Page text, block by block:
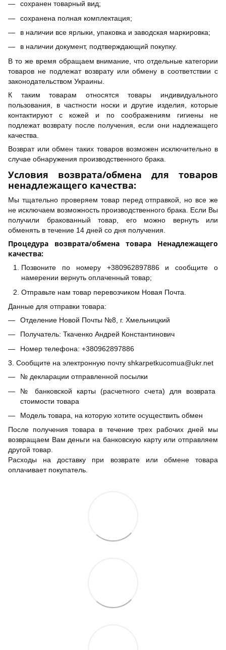
сохранен товарный вид;
сохранена полная комплектация;
в наличии все ярлыки, упаковка и заводская маркировка;
в наличии документ, подтверждающий покупку.
В то же время обращаем внимание, что отдельные категории
товаров не подлежат возврату или обмену в соответствии с
законодательством Украины.
К таким товарам относятся товары индивидуального
пользования, в частности носки и другие изделия, которые
контактируют с кожей и по соображениям гигиены не
подлежат возврату после получения, если они надлежащего
качества.
Возврат или обмен таких товаров возможен исключительно в
случае обнаружения производственного брака.
Условия возврата/обмена для товаров
ненадлежащего качества:
Мы тщательно проверяем товар перед отправкой, но все же
не исключаем возможность производственного брака. Если Вы
получили бракованный товар, его можно вернуть или
обменять в течение 14 дней со дня получения.
Процедура возврата/обмена товара Ненадлежащего
качества:
Позвоните по номеру +380962897886 и сообщите о
намерении вернуть оплаченный товар;
Отправьте нам товар перевозчиком Новая Почта.
Данные для отправки товара:
Отделение Новой Почты №8, г. Хмельницкий
Получатель: Ткаченко Андрей Константинович
Номер телефона: +380962897886
3. Сообщите на электронную почту shkarpetkucomua@ukr.net
№ декларации отправленной посылки
№ банковской карты (расчетного счета) для возврата
стоимости товара
Модель товара, на которую хотите осуществить обмен
После получения товара в течение трех рабочих дней мы
возвращаем Вам деньги на банковскую карту или отправляем
другой товар.
Расходы на доставку при возврате или обмене товара
оплачивает покупатель.